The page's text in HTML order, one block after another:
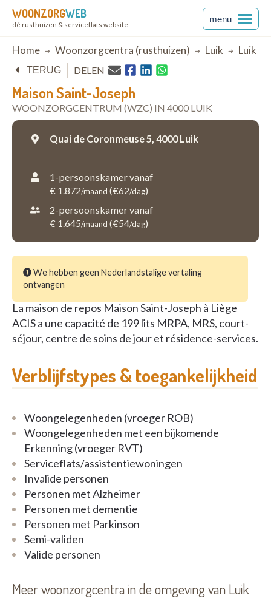
WOONZORGWEB
dé rusthuizen & serviceflats website
menu
Breadcrumb
Home Woonzorgcentra (rusthuizen) Luik Luik
Maison Saint-Joseph
WOONZORGCENTRUM (WZC) IN 4000 LUIK
TERUG DELEN
Quai de Coronmeuse 5, 4000 Luik
1-persoonskamer vanaf
€ 1.872/maand (€62/dag)
2-persoonskamer vanaf
€ 1.645/maand (€54/dag)
We hebben geen Nederlandstalige vertaling
ontvangen
La maison de repos Maison Saint-Joseph à Liège
ACIS a une capacité de 199 lits MRPA, MRS, court-
séjour, centre de soins de jour et résidence-services.
Verblijfstypes & toegankelijkheid
Woongelegenheden (vroeger ROB)
Woongelegenheden met een bijkomende
Erkenning (vroeger RVT)
Serviceflats/assistentiewoningen
Invalide personen
Personen met Alzheimer
Personen met dementie
Personen met Parkinson
Semi-validen
Valide personen
Meer woonzorgcentra in de omgeving van Luik